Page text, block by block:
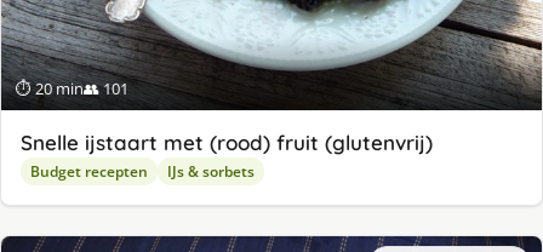
⏱ 20 min👥 101
Snelle ijstaart met (rood) fruit (glutenvrij)
Budget recepten IJs & sorbets